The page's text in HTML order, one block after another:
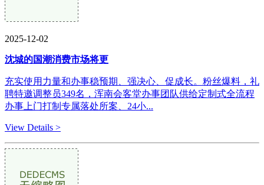
2025-12-02
沈城的国潮消费市场将更
充实使用力量和办事稳预期、强决心、促成长。粉丝爆料，礼
聘特邀调整员349名，浑南会客堂办事团队供给定制式全流程
办事上门打制专属落处所案、24小...
View Details >